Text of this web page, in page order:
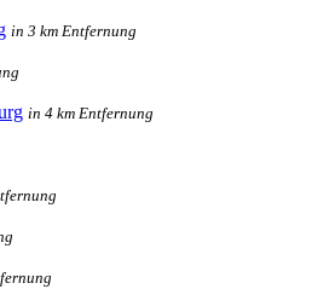
in 3 km Entfernung
in 4 km Entfernung